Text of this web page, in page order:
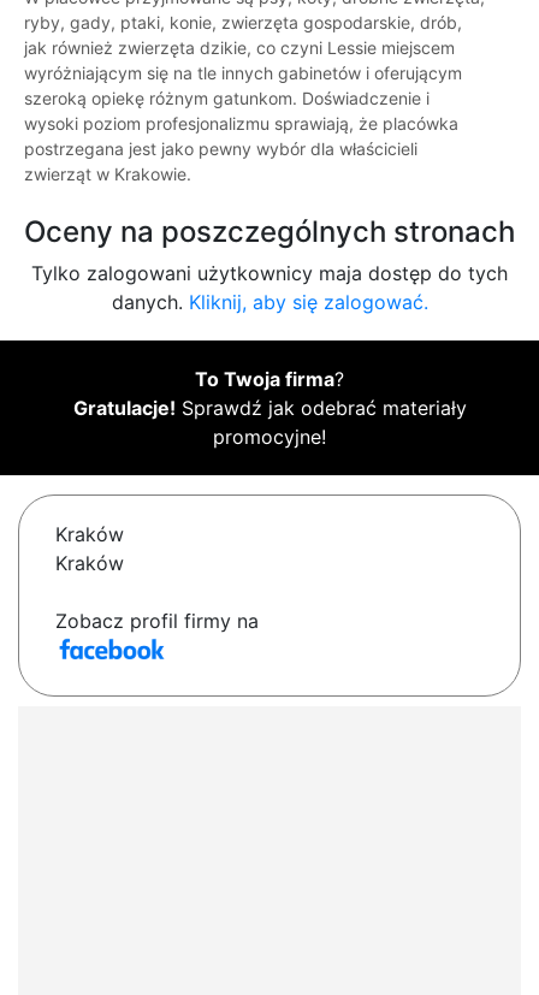
ryby, gady, ptaki, konie, zwierzęta gospodarskie, drób,
jak również zwierzęta dzikie, co czyni Lessie miejscem
wyróżniającym się na tle innych gabinetów i oferującym
szeroką opiekę różnym gatunkom. Doświadczenie i
wysoki poziom profesjonalizmu sprawiają, że placówka
postrzegana jest jako pewny wybór dla właścicieli
zwierząt w Krakowie.
Oceny na poszczególnych stronach
Tylko zalogowani użytkownicy maja dostęp do tych
danych. Kliknij, aby się zalogować.
To Twoja firma?
Gratulacje! Sprawdź jak odebrać materiały
promocyjne!
Kraków
Kraków
Zobacz profil firmy na